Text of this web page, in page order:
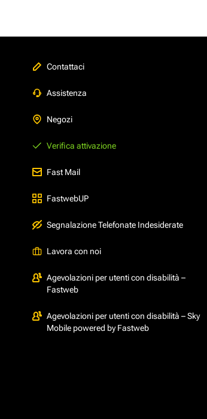
Contattaci
Assistenza
Negozi
Verifica attivazione
Fast Mail
FastwebUP
Segnalazione Telefonate Indesiderate
Lavora con noi
Agevolazioni per utenti con disabilità –
Fastweb
Agevolazioni per utenti con disabilità – Sky
Mobile powered by Fastweb